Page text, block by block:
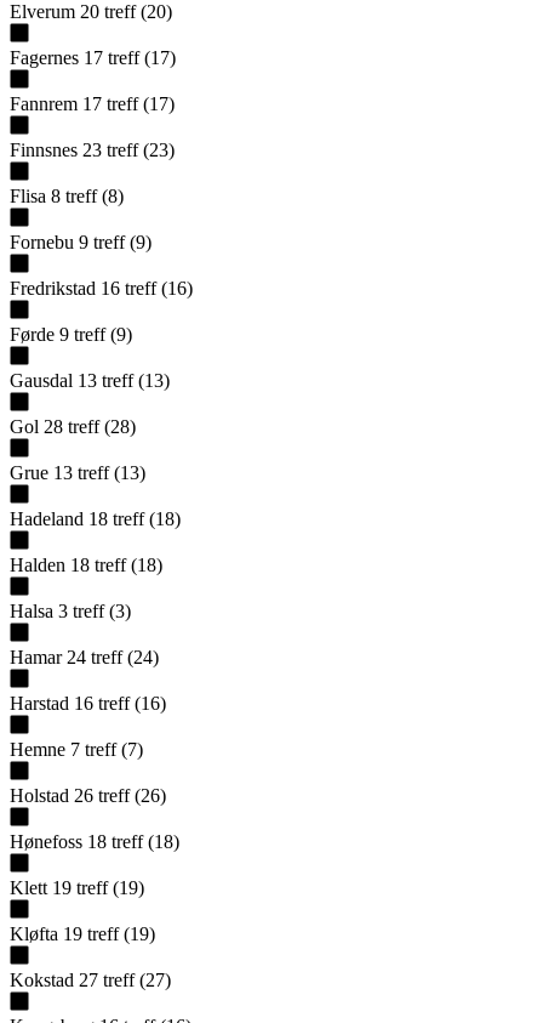
Elverum 20 treff (20)
Fagernes 17 treff (17)
Fannrem 17 treff (17)
Finnsnes 23 treff (23)
Flisa 8 treff (8)
Fornebu 9 treff (9)
Fredrikstad 16 treff (16)
Førde 9 treff (9)
Gausdal 13 treff (13)
Gol 28 treff (28)
Grue 13 treff (13)
Hadeland 18 treff (18)
Halden 18 treff (18)
Halsa 3 treff (3)
Hamar 24 treff (24)
Harstad 16 treff (16)
Hemne 7 treff (7)
Holstad 26 treff (26)
Hønefoss 18 treff (18)
Klett 19 treff (19)
Kløfta 19 treff (19)
Kokstad 27 treff (27)